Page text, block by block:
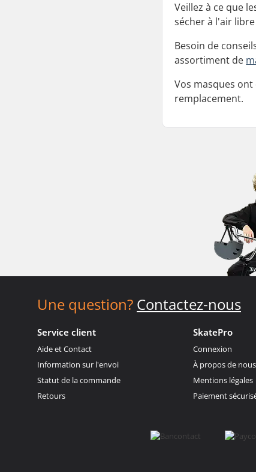
Veillez à ce que
sécher à l'air
Besoin de
assortiment de
Vos masques ont
remplacement.
Une question? Contactez-nous
Service client
Aide et Contact
Information sur l'envoi
Statut de la commande
Retours
SkatePro
Connexion
À propos de nous
Mentions légales
Paiement